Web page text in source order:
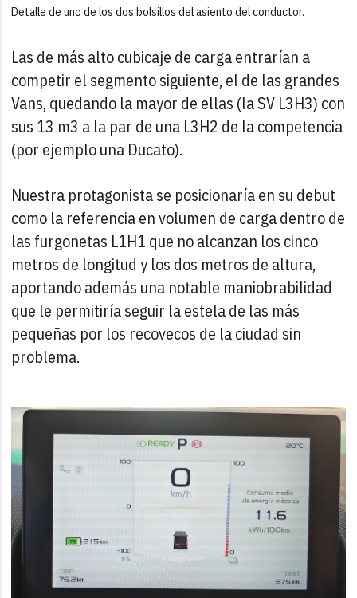
Detalle de uno de los dos bolsillos del asiento del conductor.
Las de más alto cubicaje de carga entrarían a
competir el segmento siguiente, el de las grandes
Vans, quedando la mayor de ellas (la SV L3H3) con
sus 13 m3 a la par de una L3H2 de la competencia
(por ejemplo una Ducato).
Nuestra protagonista se posicionaría en su debut
como la referencia en volumen de carga dentro de
las furgonetas L1H1 que no alcanzan los cinco
metros de longitud y los dos metros de altura,
aportando además una notable maniobrabilidad
que le permitiría seguir la estela de las más
pequeñas por los recovecos de la ciudad sin
problema.